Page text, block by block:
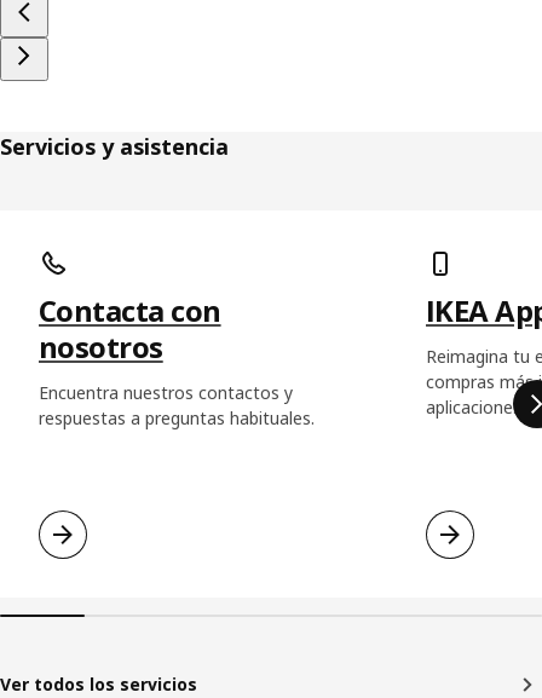
Servicios y asistencia
Contacta con
nosotros
Encuentra nuestros contactos y
respuestas a preguntas habituales.
IKEA
Reimagina tu
compras más
aplicaciones
Ver todos los servicios